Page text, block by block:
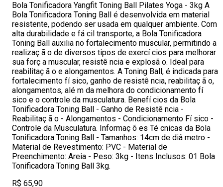
Bola Tonificadora Yangfit Toning Ball Pilates Yoga - 3kg A
Bola Tonificadora Toning Ball é desenvolvida em material
resistente, podendo ser usada em qualquer ambiente. Com
alta durabilidade e fá cil transporte, a Bola Tonificadora
Toning Ball auxilia no fortalecimento muscular, permitindo a
realizaç ã o de diversos tipos de exercí cios para melhorar
sua forç a muscular, resistê ncia e explosã o. Ideal para
reabilitaç ã o e alongamentos. A Toning Ball, é indicada para
fortalecimento fí sico, ganho de resistê ncia, reabilitaç ã o,
alongamentos, alé m da melhora do condicionamento fí
sico e o controle da musculatura. Benefí cios da Bola
Tonificadora Toning Ball - Ganho de Resistê ncia -
Reabilitaç ã o - Alongamentos - Condicionamento Fí sico -
Controle da Musculatura. Informaç õ es Té cnicas da Bola
Tonificadora Toning Ball - Tamanhos: 14cm de diâ metro -
Material de Revestimento: PVC - Material de
Preenchimento: Areia - Peso: 3kg - Itens Inclusos: 01 Bola
Tonificadora Toning Ball 3kg.
R$ 65,90